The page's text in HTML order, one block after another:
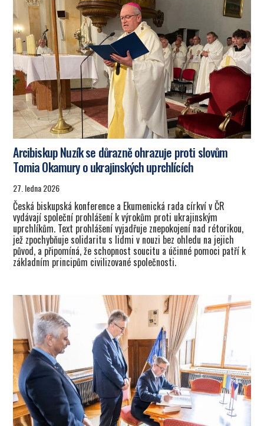
Arcibiskup Nuzík se důrazně ohrazuje proti slovům
Tomia Okamury o ukrajinských uprchlících
27. ledna 2026
Česká biskupská konference a Ekumenická rada církví v ČR
vydávají společní prohlášení k výrokům proti ukrajinským
uprchlíkům. Text prohlášení vyjadřuje znepokojení nad rétorikou,
jež zpochybňuje solidaritu s lidmi v nouzi bez ohledu na jejich
původ, a připomíná, že schopnost soucitu a účinné pomoci patří k
základním principům civilizované společnosti.